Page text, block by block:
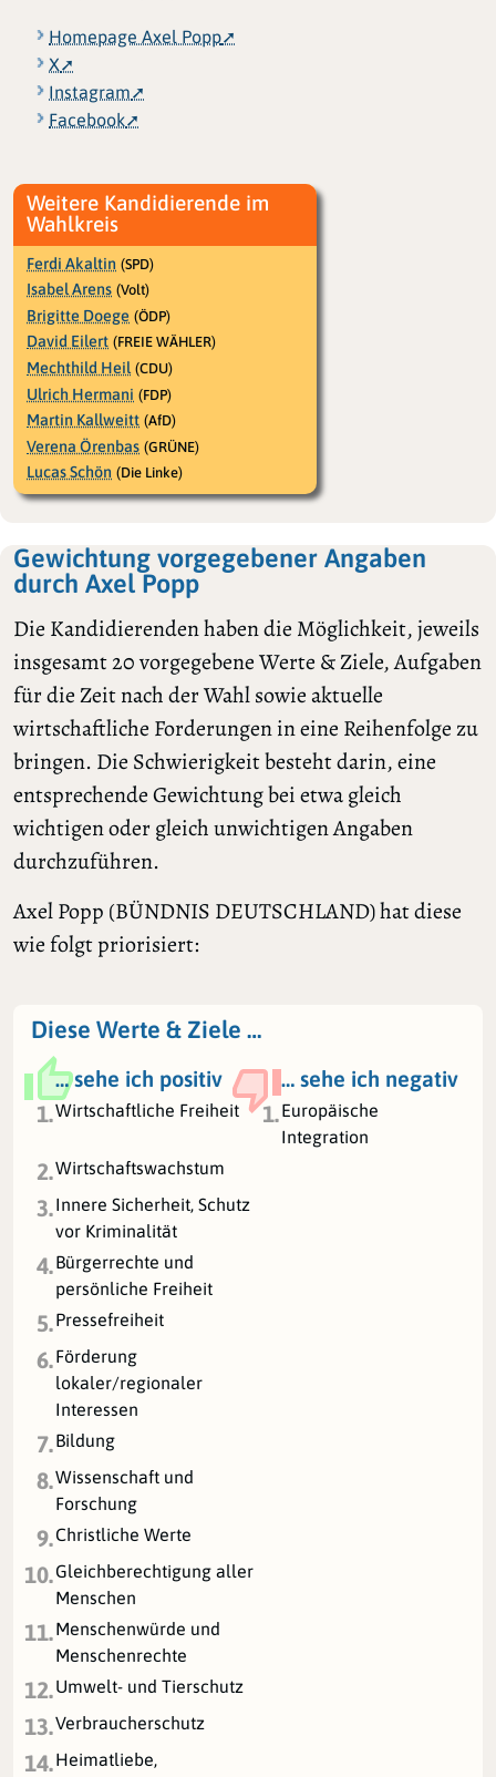
Homepage Axel Popp
X
Instagram
Facebook
Weitere Kandidierende im
Wahlkreis
Ferdi Akaltin (SPD)
Isabel Arens (Volt)
Brigitte Doege (ÖDP)
David Eilert (FREIE WÄHLER)
Mechthild Heil (CDU)
Ulrich Hermani (FDP)
Martin Kallweitt (AfD)
Verena Örenbas (GRÜNE)
Lucas Schön (Die Linke)
Gewichtung vorgegebener Angaben
durch Axel Popp
Die Kandidierenden haben die Möglichkeit, jeweils
insgesamt 20 vorgegebene Werte & Ziele, Aufgaben
für die Zeit nach der Wahl sowie aktuelle
wirtschaftliche Forderungen in eine Reihenfolge zu
bringen. Die Schwierigkeit besteht darin, eine
entsprechende Gewichtung bei etwa gleich
wichtigen oder gleich unwichtigen Angaben
durchzuführen.
Axel Popp (BÜNDNIS DEUTSCHLAND) hat diese
wie folgt priorisiert:
Diese Werte & Ziele …
… sehe ich positiv
… sehe ich negativ
1.Wirtschaftliche Freiheit 1.Europäische
Integration
2.Wirtschaftswachstum
3.Innere Sicherheit, Schutz
vor Kriminalität
4.Bürgerrechte und
persönliche Freiheit
5.Pressefreiheit
6.Förderung
lokaler/regionaler
Interessen
7.Bildung
8.Wissenschaft und
Forschung
9.Christliche Werte
10.Gleichberechtigung aller
Menschen
11.Menschenwürde und
Menschenrechte
12.Umwelt- und Tierschutz
13.Verbraucherschutz
14.Heimatliebe,